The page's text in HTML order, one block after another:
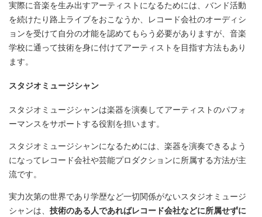
実際に音楽を生み出すアーティストになるためには、バンド活動
を続けたり路上ライブをおこなうか、レコード会社のオーディシ
ョンを受けて自分の才能を認めてもらう必要がありますが、音楽
学校に通って技術を身に付けてアーティストを目指す方法もあり
ます。
スタジオミュージシャン
スタジオミュージシャンは楽器を演奏してアーティストのパフォ
ーマンスをサポートする役割を担います。
スタジオミュージシャンになるためには、楽器を演奏できるよう
になってレコード会社や芸能プロダクションに所属する方法が主
流です。
実力次第の世界であり学歴など一切関係がないスタジオミュージ
シャンは、 技術のある人であればレコード会社などに所属せずに